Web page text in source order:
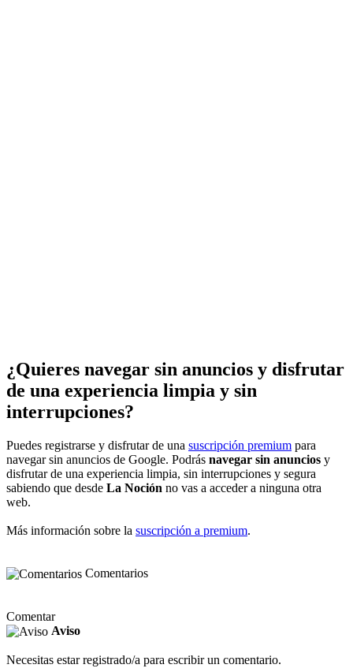
¿Quieres navegar sin anuncios y disfrutar
de una experiencia limpia y sin
interrupciones?
Puedes registrarse y disfrutar de una suscripción premium para
navegar sin anuncios de Google. Podrás navegar sin anuncios y
disfrutar de una experiencia limpia, sin interrupciones y segura
sabiendo que desde La Noción no vas a acceder a ninguna otra
web.
Más información sobre la suscripción a premium.
Comentarios
Comentar
Aviso
Necesitas estar registrado/a para escribir un comentario.